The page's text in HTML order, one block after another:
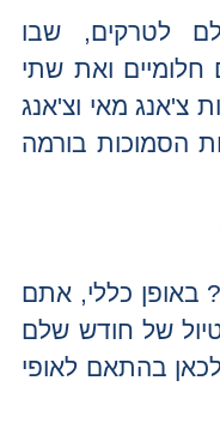
לטרקים, שבו
ואת שתי
מאי וצ'אנג
הסמוכות בורמה
כללי, אתם
6,000 ₪ לטיול של חודש שלם
בהתאם לאופי